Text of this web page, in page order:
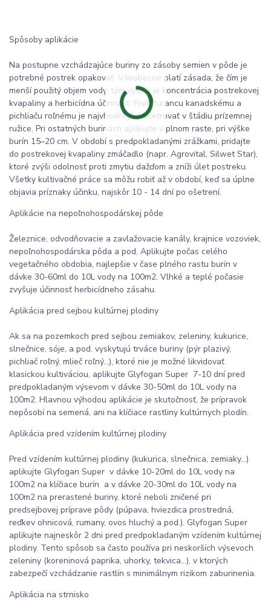
Spôsoby aplikácie
Na postupne vzchádzajúce buriny zo zásoby semien v pôde je
potrebné postrek opakovať. Všeobecne platí zásada, že čím je
menší použitý objem vody, tým vyššia je koncentrácia postrekovej
kvapaliny a herbicídna účinnosť. Proti turancu kanadskému a
pichliaču roľnému je najvhodnejšie ošetrovať v štádiu prízemnej
ružice. Pri ostatných burinách aplikujte v plnom raste, pri výške
burín 15–20 cm. V období s predpokladanými zrážkami, pridajte
do postrekovej kvapaliny zmáčadlo (napr. Agrovital, Silwet Star),
ktoré zvýši odolnosť proti zmytiu dažďom a zníži úlet postreku.
Všetky kultivačné práce sa môžu robiť až v období, keď sa úplne
objavia príznaky účinku, najskôr 10 - 14 dní po ošetrení.
Aplikácie na nepoľnohospodárskej pôde
Železnice, odvodňovacie a zavlažovacie kanály, krajnice vozoviek,
nepoľnohospodárska pôda a pod. Aplikujte počas celého
vegetačného obdobia, najlepšie v čase plného rastu burín v
dávke 30-60ml do 10L vody na 100m2. Vlhké a teplé počasie
zvyšuje účinnosť herbicídneho zásahu.
Aplikácia pred sejbou kultúrnej plodiny
Ak sa na pozemkoch pred sejbou zemiakov, zeleniny, kukurice,
slnečnice, sóje, a pod. vyskytujú trváce buriny (pýr plazivý,
pichliač roľný, mlieč roľný...), ktoré nie je možné likvidovať
klasickou kultiváciou, aplikujte Glyfogan Super 7-10 dní pred
predpokladaným výsevom v dávke 30-50ml do 10L vody na
100m2. Hlavnou výhodou aplikácie je skutočnosť, že prípravok
nepôsobí na semená, ani na klíčiace rastliny kultúrnych plodín.
Aplikácia pred vzídením kultúrnej plodiny
Pred vzídením kultúrnej plodiny (kukurica, slnečnica, zemiaky...)
aplikujte Glyfogan Super v dávke 10-20ml do 10L vody na
100m2 na klíčiace burín a v dávke 20-30ml do 10L vody na
100m2 na prerastené buriny, ktoré neboli zničené pri
predsejbovej príprave pôdy (púpava, hviezdica prostredná,
reďkev ohnicová, rumany, ovos hluchý a pod.). Glyfogan Super
aplikujte najneskôr 2 dni pred predpokladaným vzídením kultúrnej
plodiny. Tento spôsob sa často používa pri neskorších výsevoch
zeleniny (koreninová paprika, uhorky, tekvica...), v ktorých
zabezpečí vzchádzanie rastlín s minimálnym rizikom zaburinenia.
Aplikácia na strnisko